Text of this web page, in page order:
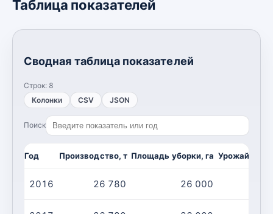
Таблица показателей
Сводная таблица показателей
Строк: 8
Колонки
CSV JSON
Поиск
Год Производство, т Площадь уборки, га
2016 26 780 26 000